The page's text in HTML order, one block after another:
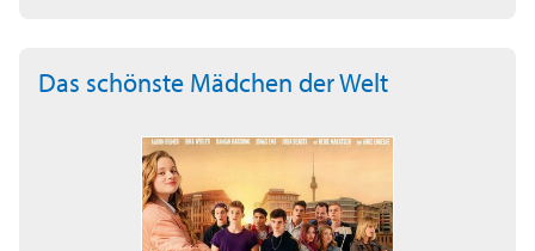
Das schönste Mädchen der Welt